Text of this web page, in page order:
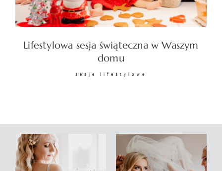
Lifestylowa sesja świąteczna w Waszym
domu
sesje lifestylowe
KONTAKT